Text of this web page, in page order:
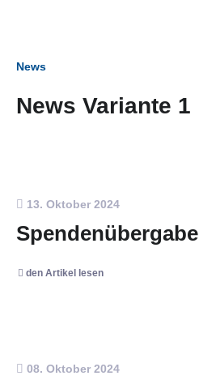
News
News Variante 1
13. Oktober 2024
Spendenübergabe
den Artikel lesen
08. Oktober 2024